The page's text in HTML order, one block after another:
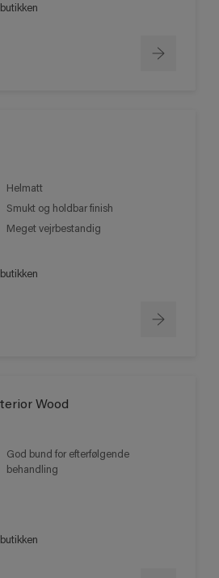
Helmatt
Smukt og holdbar finish
Meget vejrbestandig
Wood
God bund for efterfølgende
behandling